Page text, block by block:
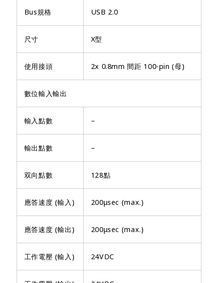
Bus規格 USB 2.0
尺寸 X型
使用接頭 2x 0.8mm 間距 100-pin (母)
數位輸入輸出
輸入點數 –
輸出點數 –
双向點數 128點
應答速度 (輸入) 200μsec (max.)
應答速度 (輸出) 200μsec (max.)
工作電壓 (輸入) 24VDC